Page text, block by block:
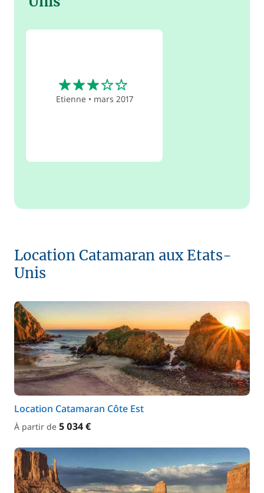
Etienne• mars 2017
Location Catamaran aux Etats-
Unis
Location Catamaran Côte Est
À partir de 5 034 €